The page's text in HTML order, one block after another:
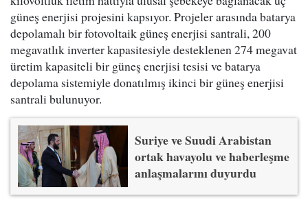
güneş enerjisi projesini kapsıyor. Projeler arasında batarya
depolamalı bir fotovoltaik güneş enerjisi santrali, 200
megavatlık inverter kapasitesiyle desteklenen 274 megavat
üretim kapasiteli bir güneş enerjisi tesisi ve batarya
depolama sistemiyle donatılmış ikinci bir güneş enerjisi
santrali bulunuyor.
Suriye ve Suudi Arabistan
ortak havayolu ve haberleşme
anlaşmalarını duyurdu